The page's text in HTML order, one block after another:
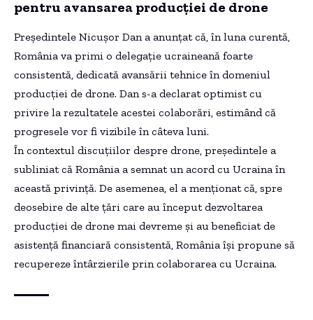
pentru avansarea producției de drone
Președintele Nicușor Dan a anunțat că, în luna curentă,
România va primi o delegație ucraineană foarte
consistentă, dedicată avansării tehnice în domeniul
producției de drone. Dan s-a declarat optimist cu
privire la rezultatele acestei colaborări, estimând că
progresele vor fi vizibile în câteva luni.
În contextul discuțiilor despre drone, președintele a
subliniat că România a semnat un acord cu Ucraina în
această privință. De asemenea, el a menționat că, spre
deosebire de alte țări care au început dezvoltarea
producției de drone mai devreme și au beneficiat de
asistență financiară consistentă, România își propune să
recupereze întârzierile prin colaborarea cu Ucraina.